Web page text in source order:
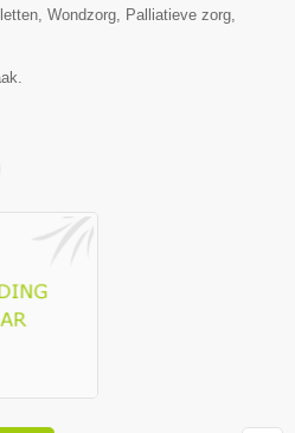
Wondzorg, Palliatieve zorg,